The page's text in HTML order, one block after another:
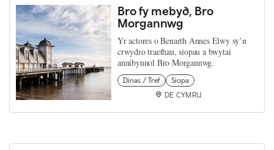
Bro fy mebyd, Bro
Morgannwg
Yr actores o Benarth Annes Elwy sy’n
crwydro traethau, siopau a bwytai
annibynnol Bro Morgannwg.
Dinas / Tref
Siopa
DE CYMRU